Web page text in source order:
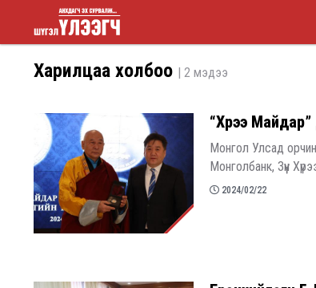
Шүгэл
үлээгч
Харилцаа холбоо | 2 мэдээ
“Хүрээ
Монгол Улсад
Монголбанк, Зүүн
2024/02/22